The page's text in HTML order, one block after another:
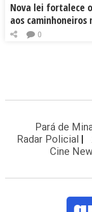
Nova lei fortalece
aos
0
Pará de
Radar Policial
Cine